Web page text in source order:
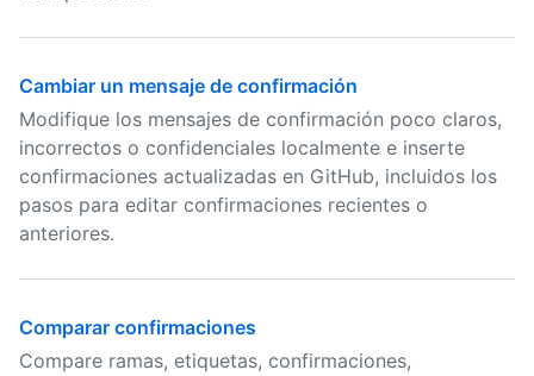
Cambiar un mensaje de confirmación
Modifique los mensajes de confirmación poco claros,
incorrectos o confidenciales localmente e inserte
confirmaciones actualizadas en GitHub, incluidos los
pasos para editar confirmaciones recientes o
anteriores.
Comparar confirmaciones
Compare ramas, etiquetas, confirmaciones,